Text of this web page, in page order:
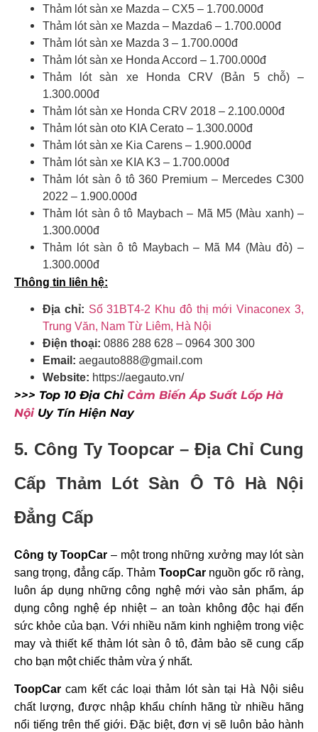
Thảm lót sàn xe Mazda – CX5 – 1.700.000đ
Thảm lót sàn xe Mazda – Mazda6 – 1.700.000đ
Thảm lót sàn xe Mazda 3 – 1.700.000đ
Thảm lót sàn xe Honda Accord – 1.700.000đ
Thảm lót sàn xe Honda CRV (Bản 5 chỗ) –
1.300.000đ
Thảm lót sàn xe Honda CRV 2018 – 2.100.000đ
Thảm lót sàn oto KIA Cerato – 1.300.000đ
Thảm lót sàn xe Kia Carens – 1.900.000đ
Thảm lót sàn xe KIA K3 – 1.700.000đ
Thảm lót sàn ô tô 360 Premium – Mercedes C300
2022 – 1.900.000đ
Thảm lót sàn ô tô Maybach – Mã M5 (Màu xanh) –
1.300.000đ
Thảm lót sàn ô tô Maybach – Mã M4 (Màu đỏ) –
1.300.000đ
Thông tin liên hệ:
Địa chỉ: Số 31BT4-2 Khu đô thị mới Vinaconex 3,
Trung Văn, Nam Từ Liêm, Hà Nội
Điện thoại: 0886 288 628 – 0964 300 300
Email: aegauto888@gmail.com
Website: https://aegauto.vn/
>>> Top 10 Địa Chỉ Cảm Biến Áp Suất Lốp Hà
NộiUy Tín Hiện Nay
5. Công Ty Toopcar – Địa Chỉ Cung
Cấp Thảm Lót Sàn Ô Tô Hà Nội
Đẳng Cấp
Công ty ToopCar – một trong những xưởng may lót sàn
sang trọng, đẳng cấp.Thảm ToopCarnguồn gốc rõ ràng,
luôn áp dụng những công nghệ mới vào sản phẩm, áp
dụng công nghệ ép nhiệt – an toàn không độc hại đến
sức khỏe của bạn. Với nhiều năm kinh nghiệm trong việc
may và thiết kế thảm lót sàn ô tô, đảm bảo sẽ cung cấp
cho bạn một chiếc thảm vừa ý nhất.
ToopCarcam kết các loại thảm lót sàn tại Hà Nội siêu
chất lượng, được nhập khẩu chính hãng từ nhiều hãng
nổi tiếng trên thế giới. Đặc biệt, đơn vị sẽ luôn bảo hành